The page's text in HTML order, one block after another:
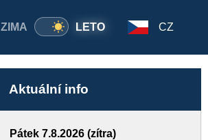
ZIMA LETO CZ
Aktuální info
Pátek 7.8.2026 (zítra)